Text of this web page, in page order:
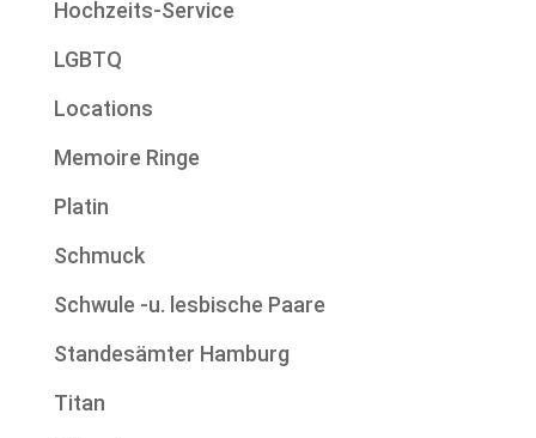
Hochzeits-Service
LGBTQ
Locations
Memoire Ringe
Platin
Schmuck
Schwule -u. lesbische Paare
Standesämter Hamburg
Titan